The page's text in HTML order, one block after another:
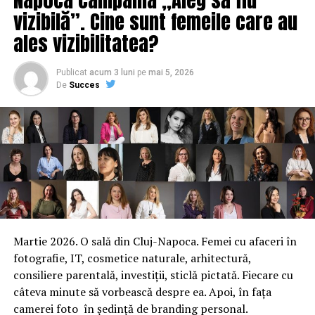
aparitii nejustificabile ale unor producatori de incidente
menite sa-i ajute pe cei impotriva carora se protesteaza
sa para victime. Cam asta, in rest emotionant discurs cu
tine care te lupti pentru tara”.
ARTICOLE PE ACEIASI TEMA:
URMATORUL
Dragnea dă lovitura finală Justiţiei. Începe strângerea
de semnături
NU RATATI
Noua centrală de la Iernut prinde contur
vizibilă”. Cine sunt femeile care au
ales vizibilitatea?
Publicat acum 3 luni pe mai 5, 2026
De Succes
Martie 2026. O sală din Cluj-Napoca. Femei cu afaceri în
fotografie, IT, cosmetice naturale, arhitectură,
consiliere parentală, investiții, sticlă pictată. Fiecare cu
câteva minute să vorbească despre ea. Apoi, în fața
camerei foto în ședință de branding personal.